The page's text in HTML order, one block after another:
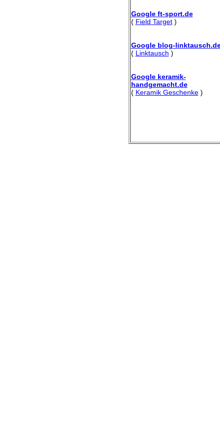
Google ft-sport.de
( Field Target)
Google blog-
( Linktausch )
Google keramik-
handgemacht.de
( Keramik Geschenke)